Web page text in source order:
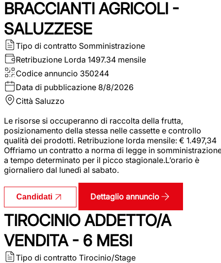
BRACCIANTI AGRICOLI -
SALUZZESE
Tipo di contratto Somministrazione
Retribuzione Lorda 1497.34 mensile
Codice annuncio 350244
Data di pubblicazione 8/8/2026
Città Saluzzo
Le risorse si occuperanno di raccolta della frutta,
posizionamento della stessa nelle cassette e controllo
qualità dei prodotti. Retribuzione lorda mensile: € 1.497,34
Offriamo un contratto a norma di legge in
a tempo determinato per il picco stagionale.L’orario è
giornaliero dal lunedì al sabato.
Candidati Dettaglio annuncio
TIROCINIO ADDETTO/A
VENDITA - 6 MESI
Tipo di contratto Tirocinio/Stage